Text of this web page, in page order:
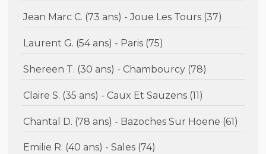
Jean Marc C. (73 ans) - Joue Les Tours (37)
Laurent G. (54 ans) - Paris (75)
Shereen T. (30 ans) - Chambourcy (78)
Claire S. (35 ans) - Caux Et Sauzens (11)
Chantal D. (78 ans) - Bazoches Sur Hoene (61)
Emilie R. (40 ans) - Sales (74)